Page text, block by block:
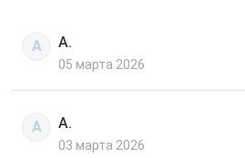
А А.
05 марта 2026
А А.
03 марта 2026